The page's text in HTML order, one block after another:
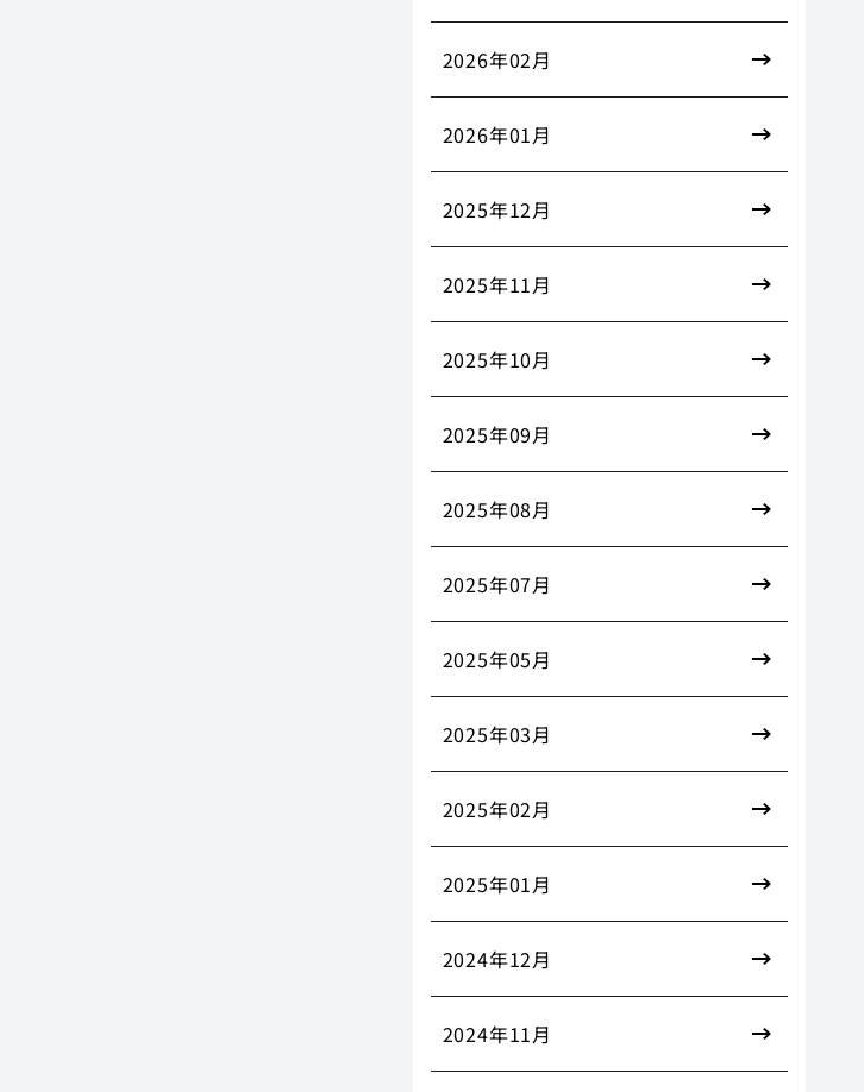
2026年02月
2026年01月
2025年12月
2025年11月
2025年10月
2025年09月
2025年08月
2025年07月
2025年05月
2025年03月
2025年02月
2025年01月
2024年12月
2024年11月